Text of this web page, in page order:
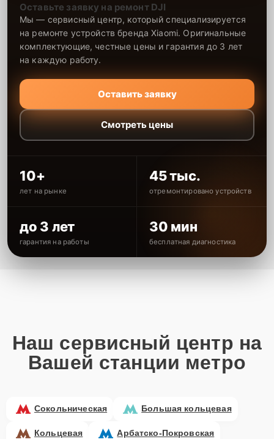
Оставьте заявку на ремонт DJI
Мы — сервисный центр, который специализируется
на ремонте устройств бренда Xiaomi. Оригинальные
комплектующие, честные цены и гарантия до 3 лет
на каждую работу.
Оставить заявку
Смотреть цены
10+
лет на рынке
45 тыс.
отремонтировано устройств
до 3 лет
гарантия на работы
30 мин
бесплатная диагностика
Наш сервисный центр на
Вашей станции метро
Сокольническая Большая кольцевая
Кольцевая Арбатско-Покровская